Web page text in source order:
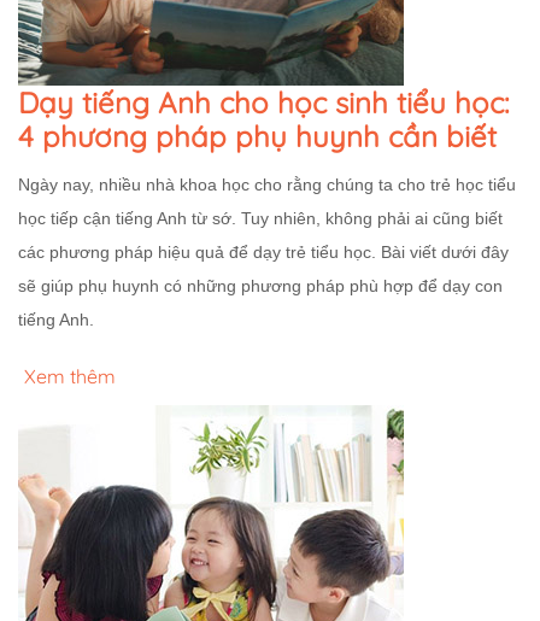
Dạy tiếng Anh cho học sinh tiểu học:
4 phương pháp phụ huynh cần biết
Ngày nay, nhiều nhà khoa học cho rằng chúng ta cho trẻ học tiểu
học tiếp cận tiếng Anh từ sớ. Tuy nhiên, không phải ai cũng biết
các phương pháp hiệu quả để dạy trẻ tiểu học. Bài viết dưới đây
sẽ giúp phụ huynh có những phương pháp phù hợp để dạy con
tiếng Anh.
Xem thêm